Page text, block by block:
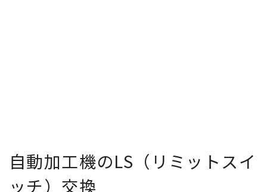
自動加工機のLS（リミットスイ
ッチ）交換